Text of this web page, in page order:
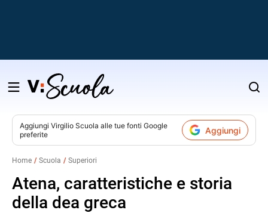
Salta
contenuto
Aggiungi Virgilio Scuola alle tue fonti Google
preferite
Aggiungi
Home Scuola Superiori
Atena, caratteristiche e storia
della dea greca